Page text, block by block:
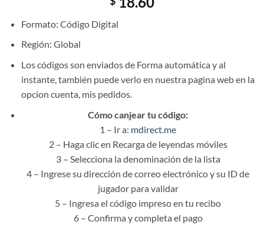
Formato: Código Digital
Región: Global
Los códigos son enviados de Forma automática y al
instante, también puede verlo en nuestra pagina web en la
opcion cuenta, mis pedidos.
Cómo canjear tu código:
1 – Ir a: mdirect.me
2 – Haga clic en Recarga de leyendas móviles
3 – Selecciona la denominación de la lista
4 – Ingrese su dirección de correo electrónico y su ID de
jugador para validar
5 – Ingresa el código impreso en tu recibo
6 – Confirma y completa el pago